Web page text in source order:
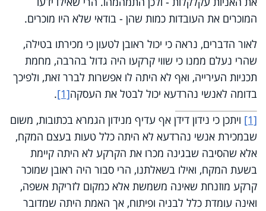
המוכרים את העובדות כמות שהן - בודאי שלא היו מוכרים.
לאור הדברים, נראה כי יכול ראובן לטעון כי מכירתו בטילה,
שהרי נעלם ממנו כי שווי קרקעו היה גדול בהרבה, מחמת
תכניות העירייה, ואף לא היתה לו אפשרות לברר זאת, ולפיכך
בדומה לאנשי נהרדעא יכול לבטל את העסקה[1]
.
[1] ויתכן כי נידון דידן אף עדיף מנידון הגמרא בכתובות, משום
שבמכירת אנשי נהרדעא לא היתה כלל טעות בעצם המקח,
אלא שהסיבה שבגינה מכרו את הקרקע לא היתה קיימת
בשעת המקח, ואילו בשאלתנו, הרי סבור היה ראובן שמוכר
קרקע מוזנחת שאינה משמשת אלא כמקום לזריקת אשפה,
ואינה עומדת כלל לבניה ופיתוח, אך האמת היתה שמדובר